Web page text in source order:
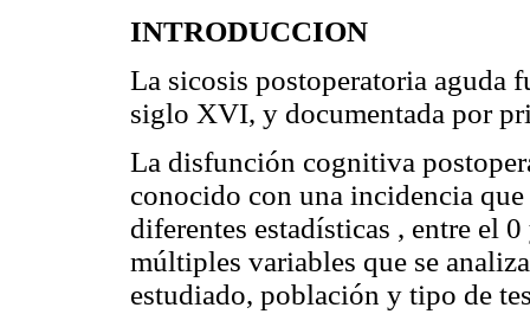
INTRODUCCION
La sicosis postoperatoria aguda
siglo XVI, y documentada por
La disfunción cognitiva
conocido con una incidencia
diferentes estadísticas , entre el
múltiples variables que se
estudiado, población y tipo de